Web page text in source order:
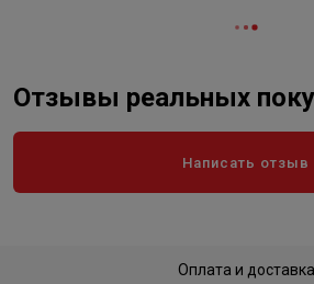
Отзывы реальных
Написать отзыв
Оплата и доставка